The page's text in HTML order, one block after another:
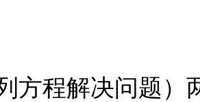
方程解决问题）